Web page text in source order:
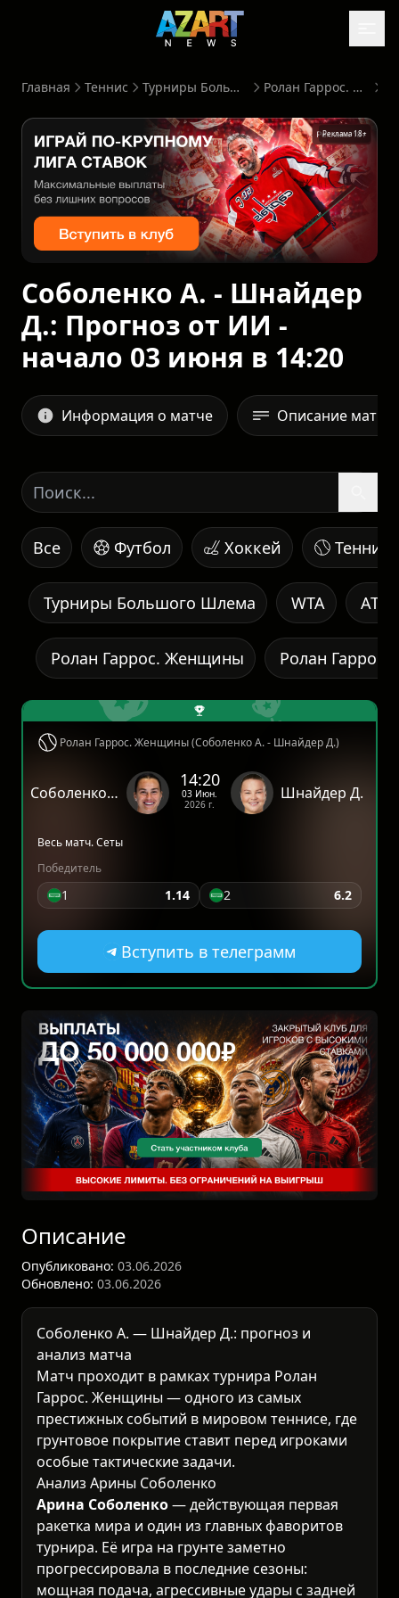
Главная Теннис Турниры Большого Шлема Ролан Гаррос. Женщины
Реклама 18+
Соболенко А. - Шнайдер
Д.: Прогноз от ИИ -
начало 03 июня в 14:20
Информация о матче Описание матча
Все Футбол Хоккей Теннис
WTA ATP
Турниры Большого Шлема
Ролан
Ролан Гаррос. Женщины
Ролан Гаррос. Женщины (Соболенко А. - Шнайдер Д.)
Соболенко А.
14:20
03 Июн.
2026 г.
Шнайдер Д.
Весь матч. Сеты
Победитель
1 1.14 2 6.2
Вступить в телеграмм
Описание
Опубликовано: 03.06.2026
Обновлено: 03.06.2026
Соболенко А. — Шнайдер Д.: прогноз и
анализ матча
Матч проходит в рамках турнира Ролан
Гаррос. Женщины — одного из самых
престижных событий в мировом теннисе, где
грунтовое покрытие ставит перед игроками
особые тактические задачи.
Анализ Арины Соболенко
Арина Соболенко— действующая первая
ракетка мира и один из главных фаворитов
турнира. Её игра на грунте заметно
прогрессировала в последние сезоны:
мощная подача, агрессивные удары с задней